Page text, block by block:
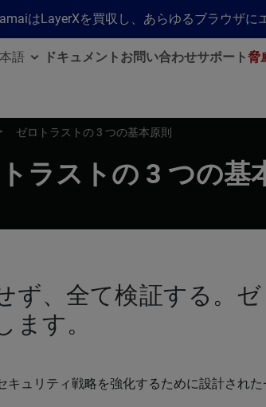
はLayerXを買収し、あらゆるブラウザに
語 ドキュメント お問い合わせサポート脅
ゼロトラストの 3 つの基本原則
ラストの 3 つの基
ず、全て検証する。
ます。
キュリティ戦略を強化するために設計され